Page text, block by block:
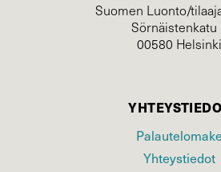
Suomen Luonto/
Sörnäistenkatu
00580 Helsinki
Palautelomake
Yhteystiedot